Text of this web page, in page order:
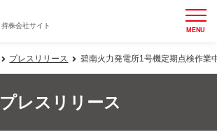
持株会社サイト MENU
プレスリリース 碧南火力発電所1号機定期点検作業
プレスリリース